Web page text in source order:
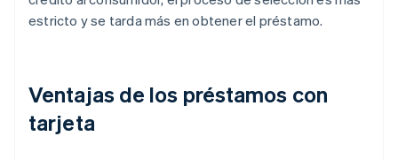
estricto y se tarda más en obtener el préstamo.
Ventajas de los préstamos con
tarjeta